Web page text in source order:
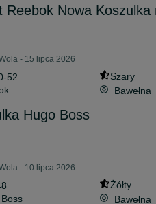
Reebok Nowa
- 15 lipca 2026
52
Szary
Bawełna
Hugo Boss
- 10 lipca 2026
Żółty
Bawełna